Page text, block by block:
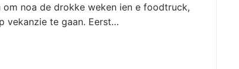
noa de drokke weken ien e foodtruck,
vekanzie te gaan. Eerst…